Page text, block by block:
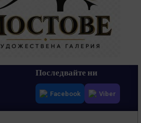
Последвайте ни
Facebook Viber